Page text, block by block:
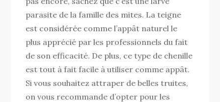
parasite de la famille des mites. La teigne
est considérée comme l’appât naturel le
plus apprécié par les professionnels du fait
de son efficacité. De plus, ce type de chenille
est tout à fait facile à utiliser comme appât.
Si vous souhaitez attraper de belles truites,
on vous recommande d’opter pour les